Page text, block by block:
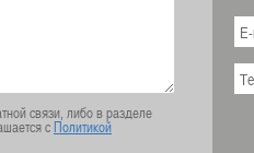
связи, либо в разделе
сПолитикой